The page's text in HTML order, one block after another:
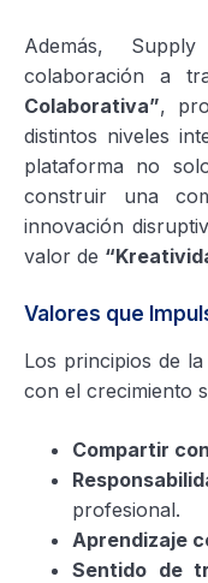
Además,
colaboración a
Colaborativa”,
distintos niveles
plataforma no
construir una
innovación
valor de
Valores que
Los principios de
con el crecimiento
Compartir
profesional.
Aprendizaje
Sentido de